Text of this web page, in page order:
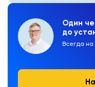
Один
до
Всегда на